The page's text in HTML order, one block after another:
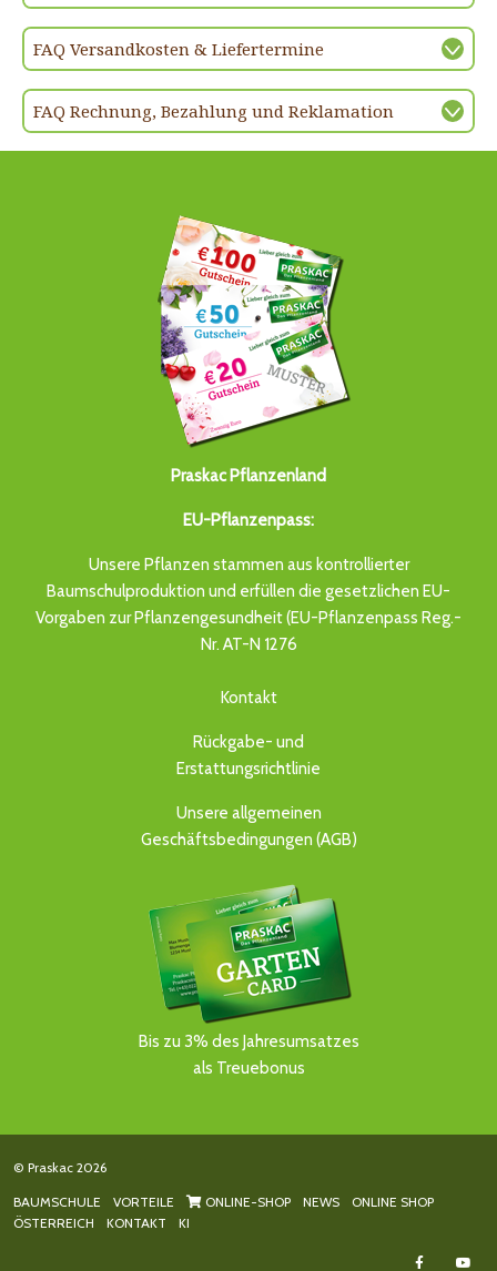
FAQ Versandkosten & Liefertermine
FAQ Rechnung, Bezahlung und Reklamation
Praskac Pflanzenland
EU-Pflanzenpass:
Unsere Pflanzen stammen aus kontrollierter
Baumschulproduktion und erfüllen die gesetzlichen EU-
Vorgaben zur Pflanzengesundheit (EU-Pflanzenpass Reg.-
Nr. AT-N 1276
Kontakt
Rückgabe- und
Erstattungsrichtlinie
Unsere allgemeinen
Geschäftsbedingungen (AGB)
Bis zu 3% des Jahresumsatzes
als Treuebonus
© Praskac 2026
BAUMSCHULE VORTEILE ONLINE-SHOP NEWS
ONLINE SHOP
ÖSTERREICH
KONTAKT KI